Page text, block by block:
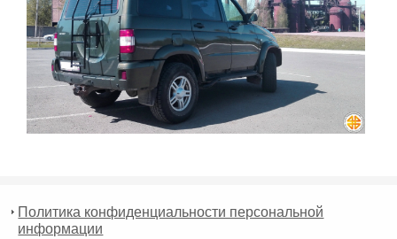
Политика конфиденциальности персональной
информации